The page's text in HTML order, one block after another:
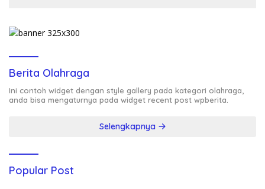
Berita Olahraga
Ini contoh widget dengan style gallery pada kategori olahraga,
anda bisa mengaturnya pada widget recent post wpberita.
Selengkapnya
Popular Post